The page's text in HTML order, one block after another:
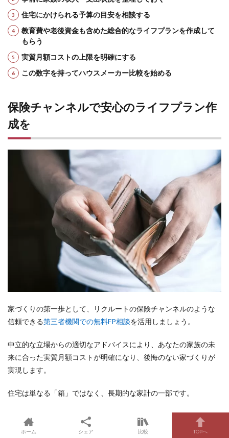
住宅にかけられる予算の目安を相談する
教育費や老後資金も含めた総合的なライフプランを作成して
もらう
実質月額コストの上限を明確にする
この数字を持ってハウスメーカー比較を始める
保険チャンネルで安心のライフプラン作
成を
家づくりの第一歩として、リクルートの保険チャンネルのような
信頼できる第三者機関での無料FP相談を活用しましょう。
中立的な立場からの適切なアドバイスにより、あなたの家族の未
来に合った実質月額コストが明確になり、後悔のない家づくりが
実現します。
住宅は単なる「箱」ではなく、長期的な家計の一部です。
保険チャンネルでの無料FP相談を出発点に、あなたの理想の住ま
いと健全な家計を両立させる家づくりを始めてみませんか？
ホーム シェア 比較 TOPへ